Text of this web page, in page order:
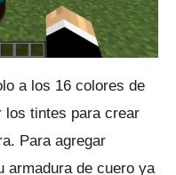
a los 16 colores de
los tintes para crear
Para agregar
armadura de cuero ya